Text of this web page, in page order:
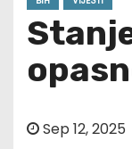
Sep 12, 2025